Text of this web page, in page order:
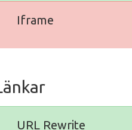
Iframe
URL Rewrite